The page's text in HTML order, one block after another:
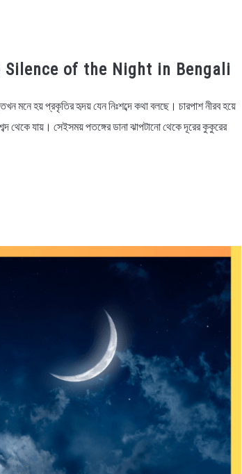
Silence of the Night in Bengali
মনে হয় প্রকৃতির হৃদয় যেন নিঃশব্দে কথা বলছে। চারপাশ নীরব হয়ে
যায়। সেইসময় পতঙ্গের ডানা ঝাপটানো থেকে দূরের কুকুরের